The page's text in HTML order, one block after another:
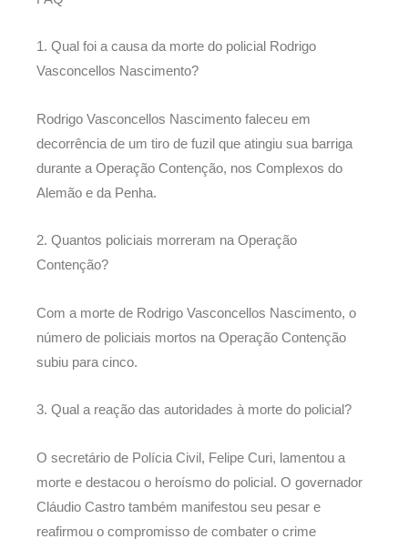
1. Qual foi a causa da morte do policial Rodrigo
Vasconcellos Nascimento?
Rodrigo Vasconcellos Nascimento faleceu em
decorrência de um tiro de fuzil que atingiu sua barriga
durante a Operação Contenção, nos Complexos do
Alemão e da Penha.
2. Quantos policiais morreram na Operação
Contenção?
Com a morte de Rodrigo Vasconcellos Nascimento, o
número de policiais mortos na Operação Contenção
subiu para cinco.
3. Qual a reação das autoridades à morte do policial?
O secretário de Polícia Civil, Felipe Curi, lamentou a
morte e destacou o heroísmo do policial. O governador
Cláudio Castro também manifestou seu pesar e
reafirmou o compromisso de combater o crime